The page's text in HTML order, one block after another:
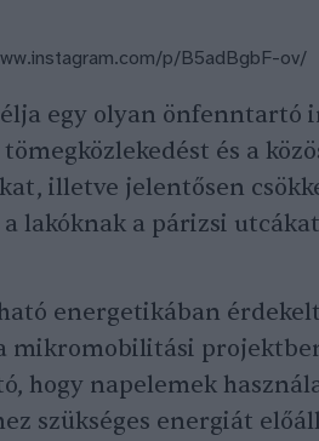
p/B5adBgbF-ov/
egy olyan önfenntartó
tömegközlekedést és a
illetve jelentősen
a lakóknak a párizsi
energetikában
mikromobilitási
hogy napelemek
szükséges energiát